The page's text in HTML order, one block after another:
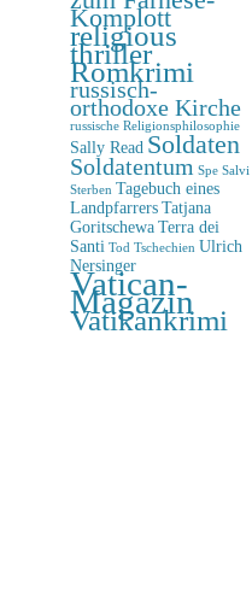
Komplott
religious
thriller
Romkrimi
russisch-
orthodoxe Kirche
russische Religionsphilosophie
Sally Read Soldaten
Soldatentum Spe Salvi
Sterben Tagebuch eines
Landpfarrers Tatjana
Goritschewa Terra dei
Santi Tod Tschechien Ulrich
Nersinger
Vatican-
Magazin
Vatikankrimi